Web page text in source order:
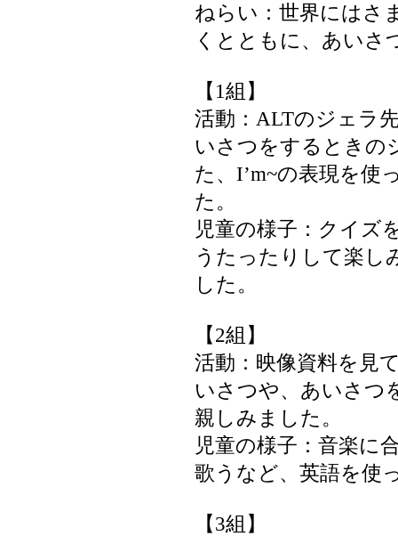
ねらい：世界にはさ
くとともに、あいさ
【1組】
活動：ALTのジェラ
いさつをするときの
た、I’m~の表現を使
た。
児童の様子：クイズ
うたったりして楽し
した。
【2組】
活動：映像資料を見
いさつや、あいさ
親しみました。
児童の様子：音楽に
歌うなど、英語を使
【3組】